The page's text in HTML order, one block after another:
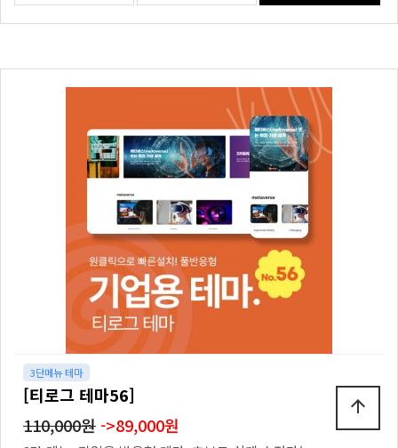
3단메뉴 테마
[티로그 테마56]
110,000원->89,000원
arrow_upward